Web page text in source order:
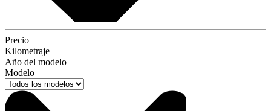
Precio
Kilometraje
Año del modelo
Modelo